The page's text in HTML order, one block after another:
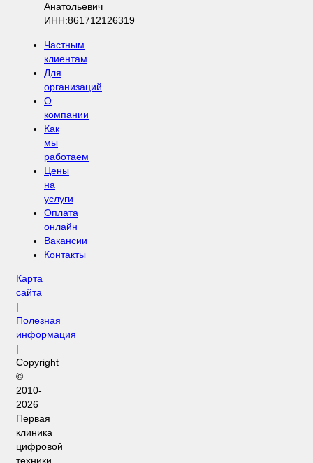
Анатольевич
ИНН:861712126319
Частным
клиентам
Для
организаций
О
компании
Как
мы
работаем
Цены
на
услуги
Оплата
онлайн
Вакансии
Контакты
Карта
сайта
|
Полезная
информация
|
Copyright
©
2010-
2026
Первая
клиника
цифровой
техники